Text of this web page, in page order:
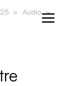
Audio